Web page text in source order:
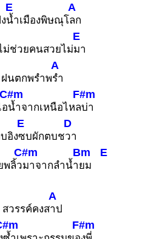
E
น้ำเมืองพิษณุโ
A
ลก
ม่ช่วยคนสวยไม่
E
มา
ฝนตกพรำพ
A
รำ
C#m
น้ำจากเหนือไหล
F#m
บ่า
อิง
E
ซบผักตบช
D
วา
พลิ้ว
C#m
มาจากลำน้ำ
Bm
ยม
E
สวรรค์คงส
A
าป
F#m